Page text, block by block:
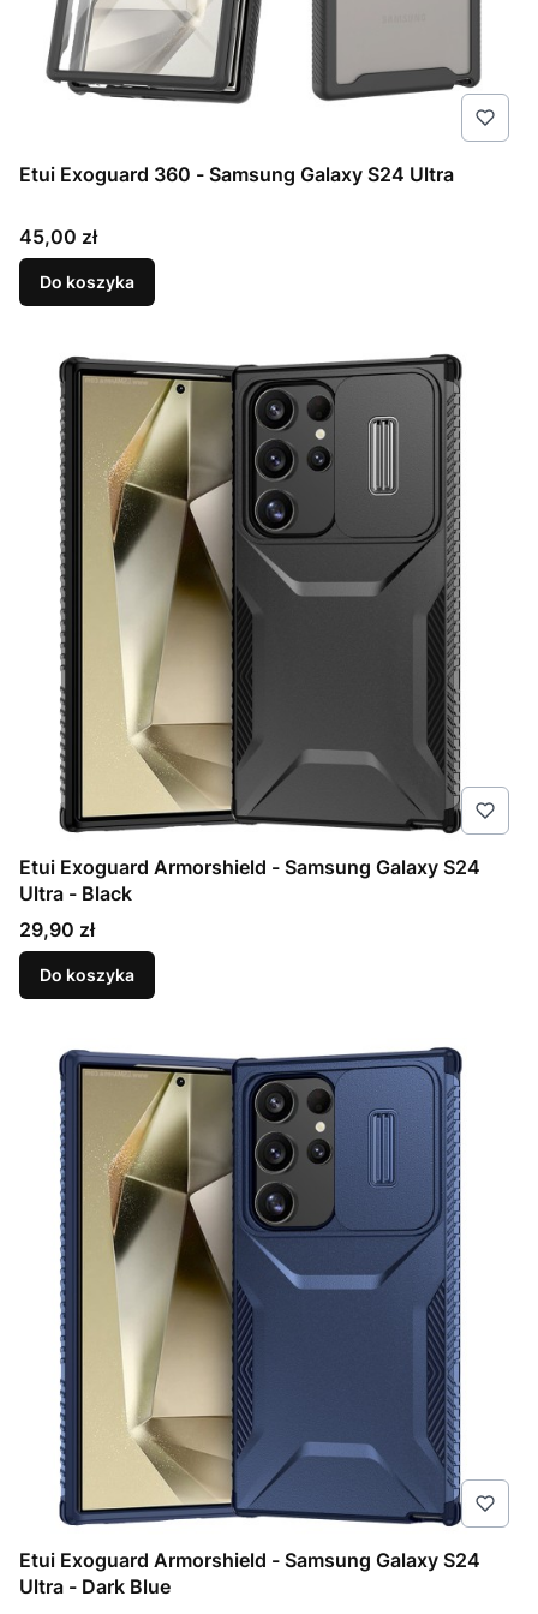
Etui Exoguard 360 - Samsung Galaxy S24 Ultra
Cena
45,00 zł
Do koszyka
Etui Exoguard Armorshield - Samsung Galaxy S24
Ultra - Black
Cena
29,90 zł
Do koszyka
Etui Exoguard Armorshield - Samsung Galaxy S24
Ultra - Dark Blue